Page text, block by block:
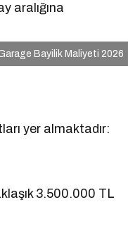
aralığına
Bayilik Maliyeti 2026
yer almaktadır:
3.500.000 TL